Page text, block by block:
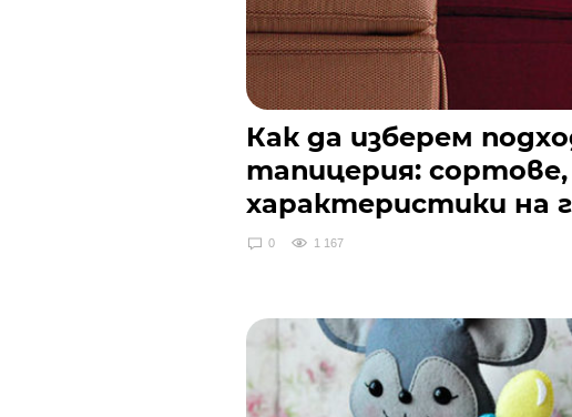
Как да изберем
тапицерия:
характеристики на
0 1 167